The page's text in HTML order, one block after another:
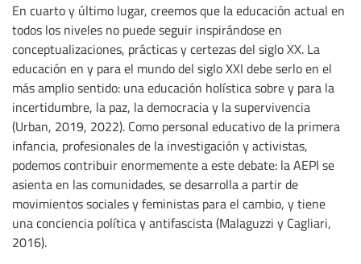
En cuarto y último lugar, creemos que la educación actual en
todos los niveles no puede seguir inspirándose en
conceptualizaciones, prácticas y certezas del siglo XX. La
educación en y para el mundo del siglo XXI debe serlo en el
más amplio sentido: una educación holística sobre y para la
incertidumbre, la paz, la democracia y la supervivencia
(Urban, 2019, 2022). Como personal educativo de la primera
infancia, profesionales de la investigación y activistas,
podemos contribuir enormemente a este debate: la AEPI se
asienta en las comunidades, se desarrolla a partir de
movimientos sociales y feministas para el cambio, y tiene
una conciencia política y antifascista (Malaguzzi y Cagliari,
2016).